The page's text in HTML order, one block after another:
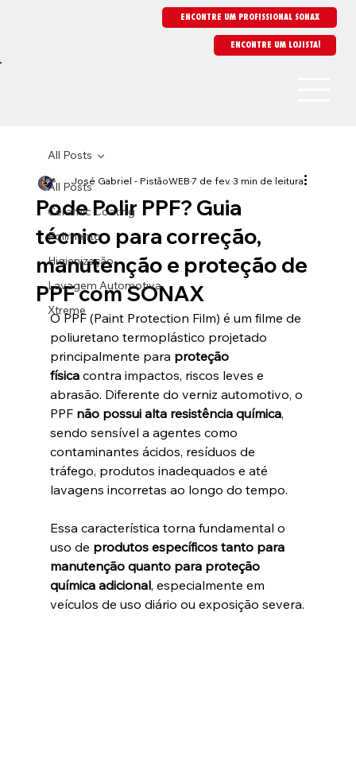
ENCONTRE UM PROFISSIONAL SONAX
ENCONTRE UM LOJISTA!
All Posts
Ceramic Coating
Polimento
Higienização
Lavagem Automotiva
Xtreme
All Posts
Pode Polir PPF? Guia
técnico para correção,
manutenção e proteção de
PPF com SONAX
José Gabriel - PistãoWEB7 de fev. 3 min de leitura
O PPF (Paint Protection Film) é um filme de
poliuretano termoplástico projetado
principalmente para proteção
física contra impactos, riscos leves e
abrasão. Diferente do verniz automotivo, o
PPF não possui alta resistência química,
sendo sensível a agentes como
contaminantes ácidos, resíduos de
tráfego, produtos inadequados e até
lavagens incorretas ao longo do tempo.
Essa característica torna fundamental o
uso de produtos específicos tanto para
manutenção quanto para proteção
química adicional, especialmente em
veículos de uso diário ou exposição severa.